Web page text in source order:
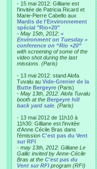
- 15 mai 2012: Gilliane est
l'invitée de Patricia Ricard et
Marie-Pierre Cabello aux
Mardis de l'Environnement
spécial "Rio+20"
- May 15th, 2012: «
Environment on Tuesday »
conference on “Rio +20”
with screening of some of the
video shot during the last
missions. (Paris)
- 13 mai 2012: stand Alofa
Tuvalu au Vide-Grenier de la
Butte Bergeyre (Paris)
- May 13th, 2012: Alofa Tuvalu
booth at the Bergeyre hill
back yard sale . (Paris)
- 13 mai 2012 de 11h10 à
11h30: Gilliane est l'invitée
d'Anne Cécile Bras dans
l'émission C'est pas du Vent
sur RFI
- may 13th, 2012: Gilliane Le
Gallic invited by Anne-Cécile
Bras at the C'est pas du
Vent sur RFI program (RFI)